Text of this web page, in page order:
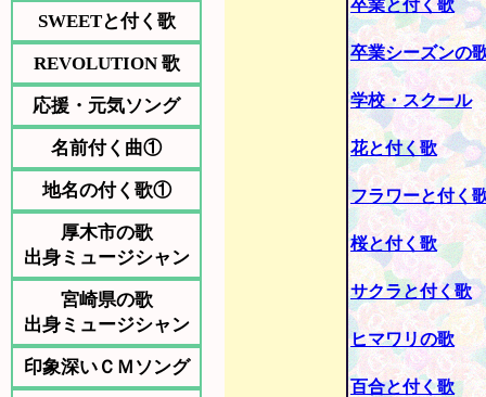
SWEETと付く歌
REVOLUTION 歌
応援・元気ソング
名前付く曲①
地名の付く歌①
厚木市の歌
出身ミュージシャン
宮崎県の歌
出身ミュージシャン
印象深いＣＭソング
卒業と付く歌
卒業シーズンの
学校・スクール
花と付く歌
フラワーと付く
桜と付く歌
サクラと付く歌
ヒマワリの歌
百合と付く歌